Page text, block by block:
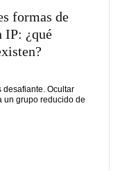
formas de
IP: ¿qué
desafiante. Ocultar
un grupo reducido de